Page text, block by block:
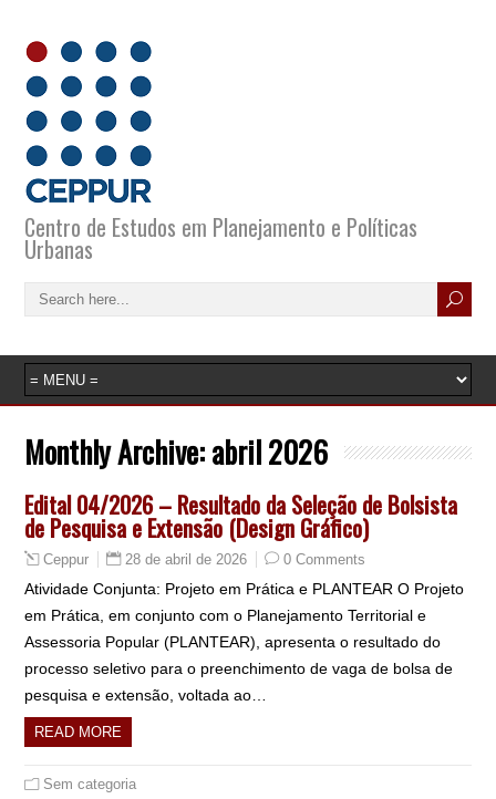
Centro de Estudos em Planejamento e Políticas
Urbanas
Monthly Archive:abril 2026
Edital 04/2026 – Resultado da Seleção de Bolsista
de Pesquisa e Extensão (Design Gráfico)
Ceppur 28 de abril de 2026 0 Comments
Atividade Conjunta: Projeto em Prática e PLANTEAR O Projeto
em Prática, em conjunto com o Planejamento Territorial e
Assessoria Popular (PLANTEAR), apresenta o resultado do
processo seletivo para o preenchimento de vaga de bolsa de
pesquisa e extensão, voltada ao…
READ MORE
Sem categoria